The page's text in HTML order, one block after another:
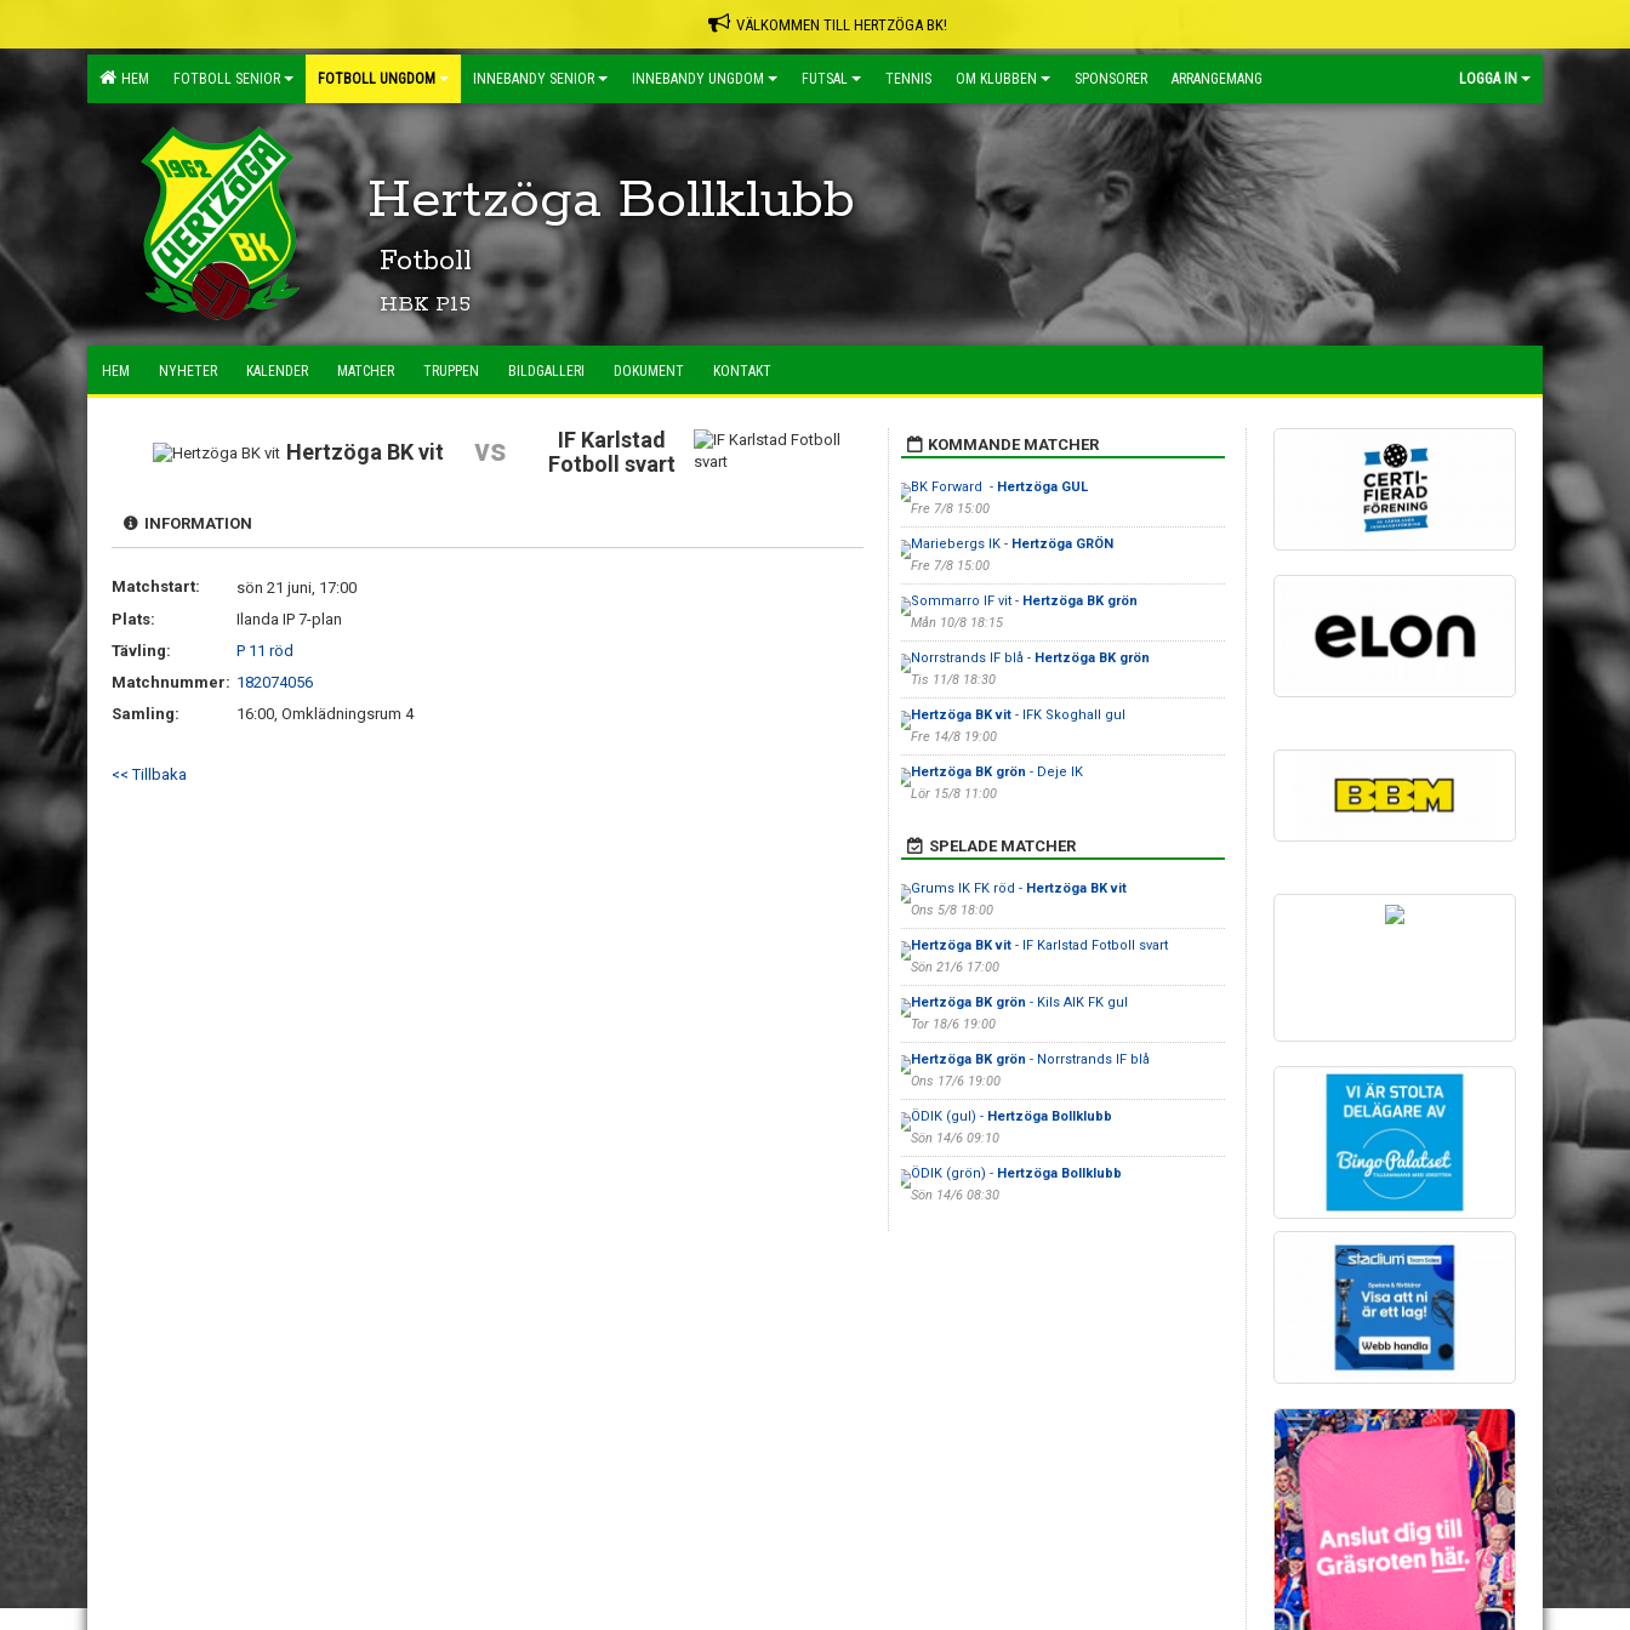
VÄLKOMMEN TILL HERTZÖGA BK!
HEM FOTBOLL SENIOR FOTBOLL UNGDOM INNEBANDY SENIOR INNEBANDY UNGDOM FUTSAL TENNIS OM KLUBBEN SPONSORER ARRANGEMANG LOGGA IN
Hertzöga Bollklubb
Fotboll
HBK P15
HEM NYHETER KALENDER MATCHER TRUPPEN BILDGALLERI DOKUMENT KONTAKT
Hertzöga BK vit vs
IF Karlstad
Fotboll svart
INFORMATION
Matchstart:
sön 21 juni, 17:00
Plats:
Ilanda IP 7-plan
Tävling:
P 11 röd
Matchnummer: 182074056
Samling:
16:00, Omklädningsrum 4
<< Tillbaka
KOMMANDE MATCHER
BK Forward - Hertzöga GUL
Fre 7/8 15:00
Mariebergs IK - Hertzöga GRÖN
Fre 7/8 15:00
Sommarro IF vit - Hertzöga BK grön
Mån 10/8 18:15
Norrstrands IF blå - Hertzöga BK grön
Tis 11/8 18:30
Hertzöga BK vit- IFK Skoghall gul
Fre 14/8 19:00
Hertzöga BK grön - Deje IK
Lör 15/8 11:00
SPELADE MATCHER
Grums IK FK röd - Hertzöga BK vit
Ons 5/8 18:00
Hertzöga BK vit- IF Karlstad Fotboll svart
Sön 21/6 17:00
Hertzöga BK grön - Kils AIK FK gul
Tor 18/6 19:00
Hertzöga BK grön - Norrstrands IF blå
Ons 17/6 19:00
ÖDIK (gul) - Hertzöga Bollklubb
Sön 14/6 09:10
ÖDIK (grön) - Hertzöga Bollklubb
Sön 14/6 08:30